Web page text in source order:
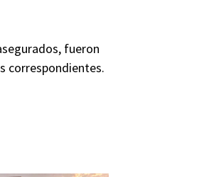
fueron
correspondientes.